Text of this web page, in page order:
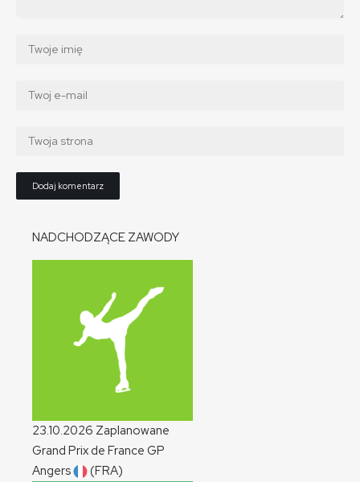
NADCHODZĄCE ZAWODY
23.10.2026 Zaplanowane
Grand Prix de France GP
Angers
(FRA)